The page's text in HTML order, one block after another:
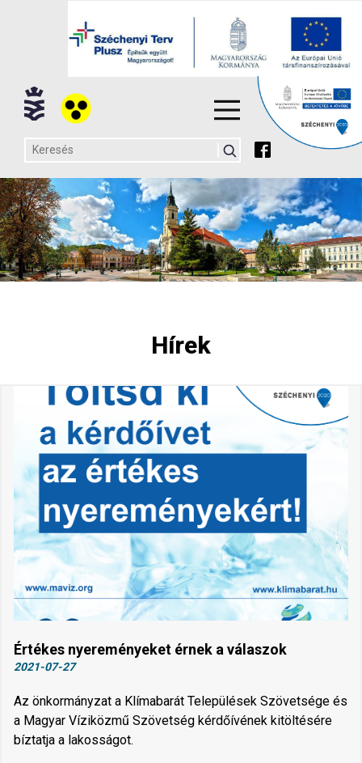
Hírek
Értékes nyereményeket érnek a válaszok
2021-07-27
Az önkormányzat a Klímabarát Települések Szövetsége és
a Magyar Víziközmű Szövetség kérdőívének kitöltésére
bíztatja a lakosságot.